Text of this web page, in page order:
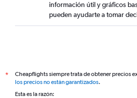
información útil y gráficos
pueden ayudarte a tomar
*
Cheapflights siempre trata de obtener precios
los precios no están garantizados.
Esta es la razón: